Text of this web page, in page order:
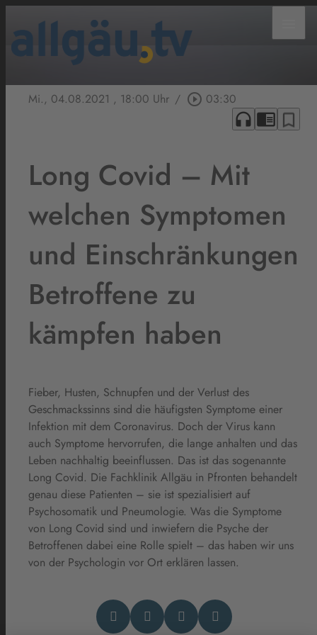
Mi., 04.08.2021 , 18:00 Uhr / play_circle_outline 03:30
headphones chrome_reader_mode bookmark_border
Long Covid – Mit
welchen Symptomen
und Einschränkungen
Betroffene zu
kämpfen haben
Fieber, Husten, Schnupfen und der Verlust des
Geschmackssinns sind die häufigsten Symptome einer
Infektion mit dem Coronavirus. Doch der Virus kann
auch Symptome hervorrufen, die lange anhalten und das
Leben nachhaltig beeinflussen. Das ist das sogenannte
Long Covid. Die Fachklinik Allgäu in Pfronten behandelt
genau diese Patienten – sie ist spezialisiert auf
Psychosomatik und Pneumologie. Was die Symptome
von Long Covid sind und inwiefern die Psyche der
Betroffenen dabei eine Rolle spielt – das haben wir uns
von der Psychologin vor Ort erklären lassen.